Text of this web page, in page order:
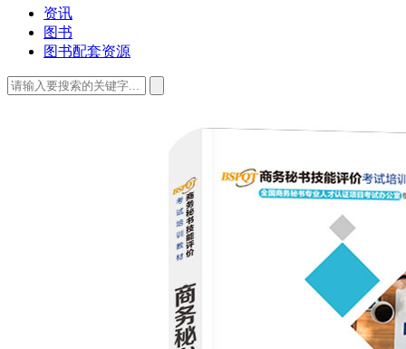
资讯
图书
图书配套资源